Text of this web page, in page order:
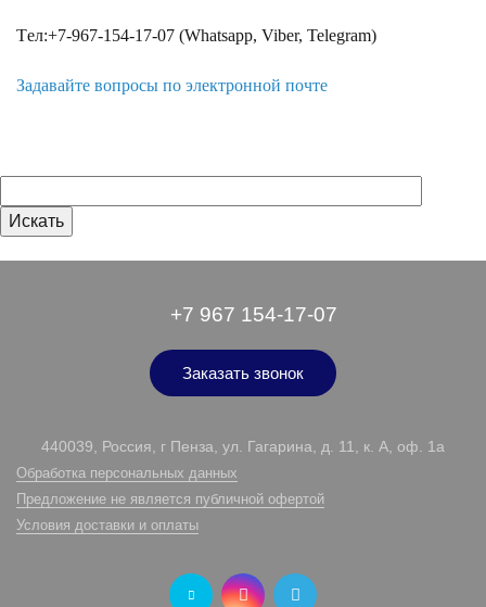
Tел:+7-967-154-17-07 (Whatsapp, Viber, Telegram)
Задавайте вопросы по электронной почте
+7 967 154-17-07
Заказать звонок
440039, Россия, г Пенза, ул. Гагарина, д. 11, к. А, оф. 1а
Обработка персональных данных
Предложение не является публичной офертой
Условия доставки и оплаты